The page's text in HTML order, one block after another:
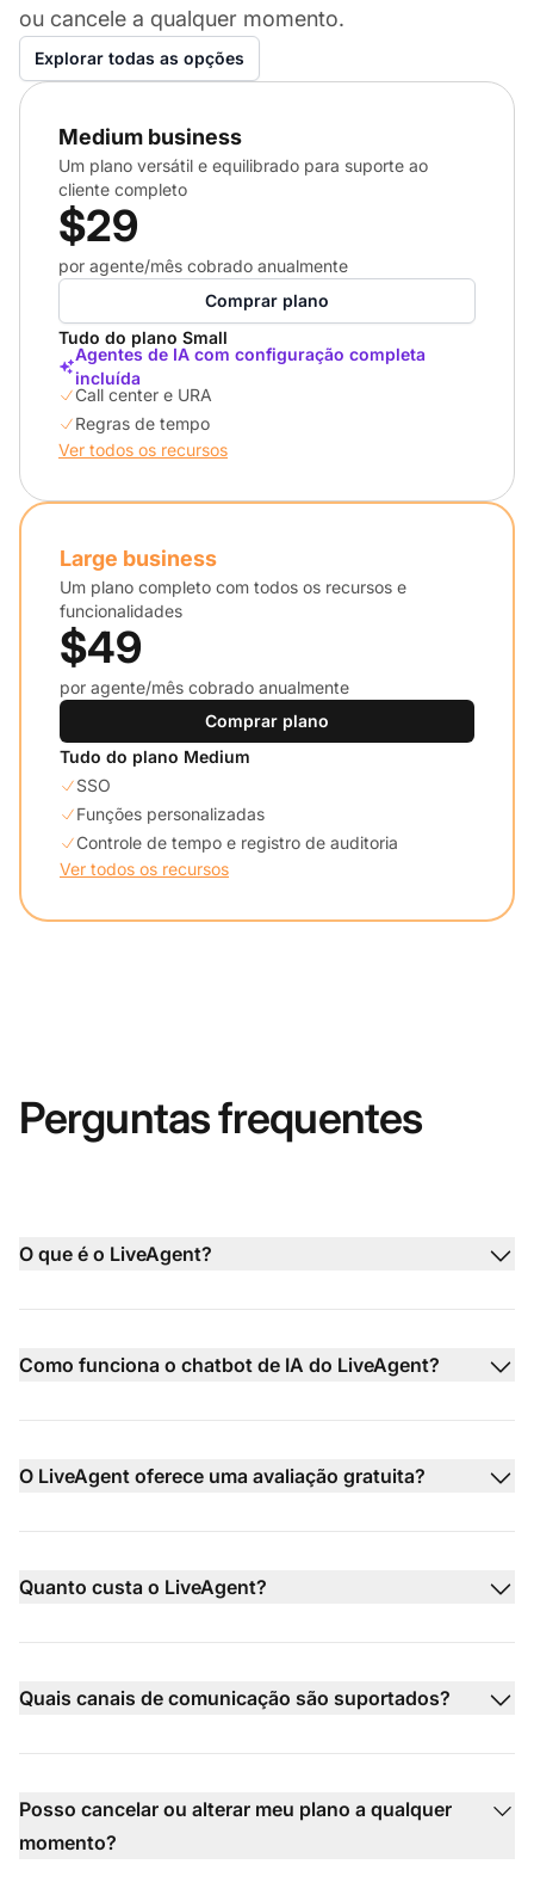
ou cancele a qualquer momento.
Explorar todas as opções
Medium business
Um plano versátil e equilibrado para suporte ao
cliente completo
$29
por agente/mês cobrado anualmente
Comprar plano
Tudo do plano Small
Agentes de IA com configuração completa
incluída
Call center e URA
Regras de tempo
Ver todos os recursos
Large business
Um plano completo com todos os recursos e
funcionalidades
$49
por agente/mês cobrado anualmente
Comprar plano
Tudo do plano Medium
SSO
Funções personalizadas
Controle de tempo e registro de auditoria
Ver todos os recursos
Perguntas frequentes
O que é o LiveAgent?
Como funciona o chatbot de IA do LiveAgent?
O LiveAgent oferece uma avaliação gratuita?
Quanto custa o LiveAgent?
Quais canais de comunicação são suportados?
Posso cancelar ou alterar meu plano a qualquer
momento?